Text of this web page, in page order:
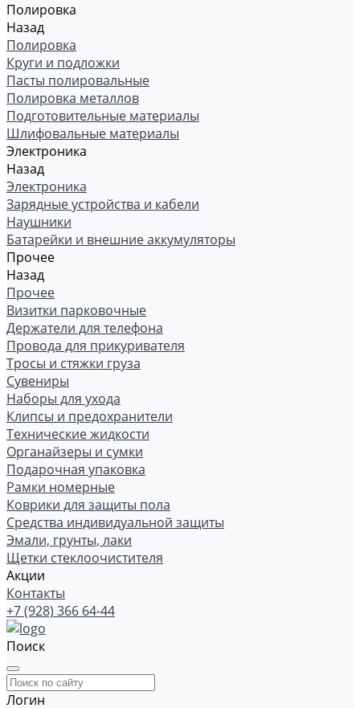
Полировка
Назад
Полировка
Круги и подложки
Пасты полировальные
Полировка металлов
Подготовительные материалы
Шлифовальные материалы
Электроника
Назад
Электроника
Зарядные устройства и кабели
Наушники
Батарейки и внешние аккумуляторы
Прочее
Назад
Прочее
Визитки парковочные
Держатели для телефона
Провода для прикуривателя
Тросы и стяжки груза
Сувениры
Наборы для ухода
Клипсы и предохранители
Технические жидкости
Органайзеры и сумки
Подарочная упаковка
Рамки номерные
Коврики для защиты пола
Средства индивидуальной защиты
Эмали, грунты, лаки
Щетки стеклоочистителя
Акции
Контакты
+7 (928) 366 64-44
Поиск
Логин